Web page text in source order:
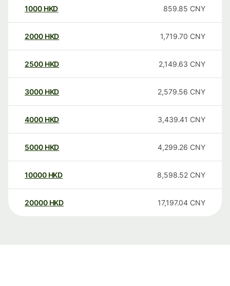
1000 HKD 859.85 CNY
2000 HKD 1,719.70 CNY
2500 HKD 2,149.63 CNY
3000 HKD 2,579.56 CNY
4000 HKD 3,439.41 CNY
5000 HKD 4,299.26 CNY
10000 HKD 8,598.52 CNY
20000 HKD 17,197.04 CNY